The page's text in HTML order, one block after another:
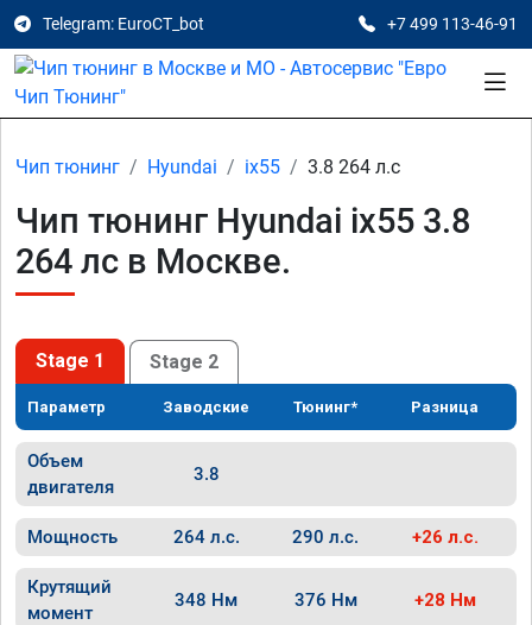
Telegram: EuroCT_bot +7 499 113-46-91
Чип тюнинг Hyundai ix55 3.8 264 л.с
Чип тюнинг Hyundai ix55 3.8
264 лс в Москве.
Stage 1 Stage 2
Параметр Заводские Тюнинг* Разница
Объем
двигателя
3.8
Мощность 264 л.с. 290 л.с. +26 л.с.
Крутящий
момент
348 Нм 376 Нм +28 Нм